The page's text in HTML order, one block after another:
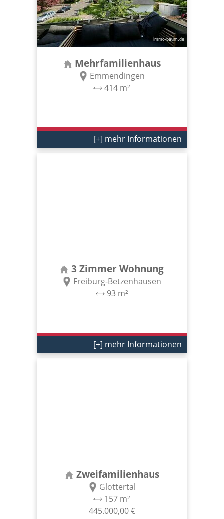
Mehrfamilienhaus
Emmendingen
414 m²
[+] mehr Informationen
3 Zimmer Wohnung
Freiburg-Betzenhausen
93 m²
[+] mehr Informationen
Zweifamilienhaus
Glottertal
157 m²
445.000,00 €